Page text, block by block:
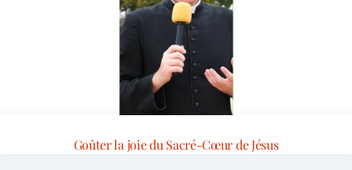
Goûter la joie du Sacré-Cœur de Jésus